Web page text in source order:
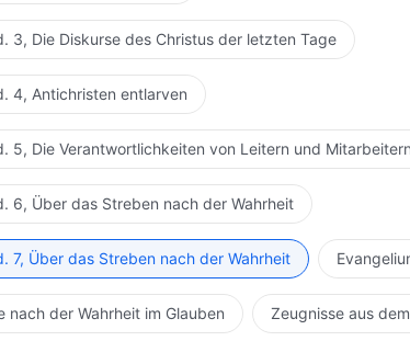
3, Die Diskurse des Christus der letzten Tage
4, Antichristen entlarven
5, Die Verantwortlichkeiten von Leitern und Mitarbeitern
6, Über das Streben nach der Wahrheit
7, Über das Streben nach der Wahrheit
nach der Wahrheit im Glauben Zeugnisse aus